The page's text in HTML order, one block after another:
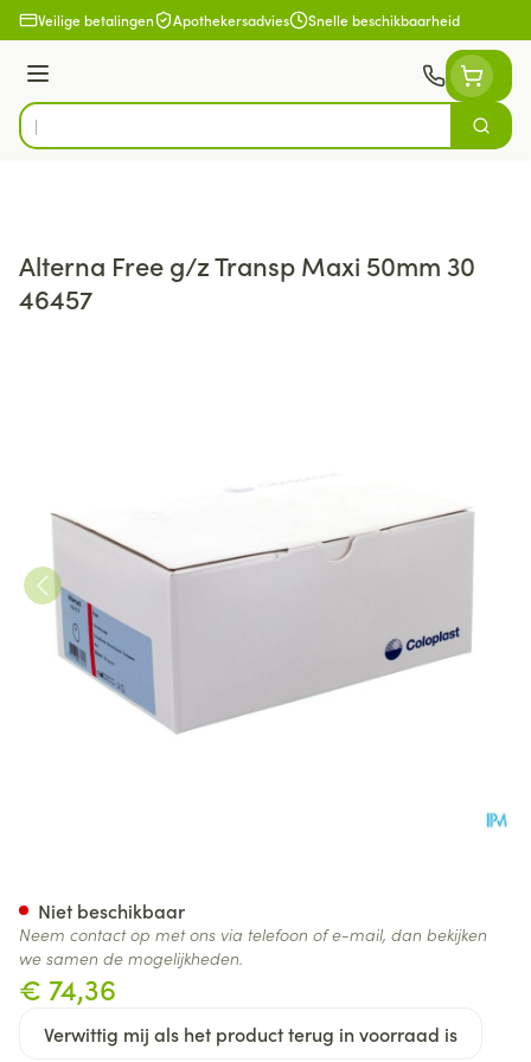
Ga naar de inhoud
Veilige betalingen Apothekersadvies Snelle beschikbaarheid
Menu
Product, merk, categorie...
Zoek
Alterna Free g/z Transp Maxi 50mm 30
46457
€ 74,36
Verwittig mij als het product terug in voorraad is
Niet beschikbaar
Neem contact op met ons via telefoon of e-mail, dan bekijken
we samen de mogelijkheden.